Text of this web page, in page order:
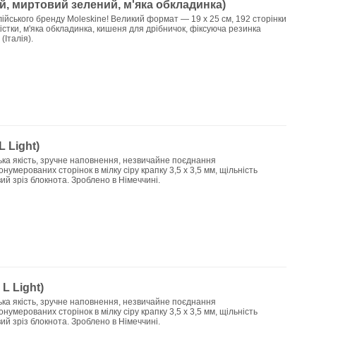
миртовий зелений, м'яка обкладинка)
бренду Moleskine! Великий формат — 19 x 25 см, 192 сторінки
м'яка обкладинка, кишеня для дрібничок, фіксуюча резинка
Light)
якість, зручне наповнення, незвичайне поєднання
сторінок в мілку сіру крапку 3,5 х 3,5 мм, щільність
зріз блокнота. Зроблено в Німеччині.
L Light)
якість, зручне наповнення, незвичайне поєднання
сторінок в мілку сіру крапку 3,5 х 3,5 мм, щільність
зріз блокнота. Зроблено в Німеччині.